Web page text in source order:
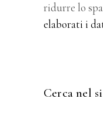
ridurre lo
elaborati i
Cerca nel